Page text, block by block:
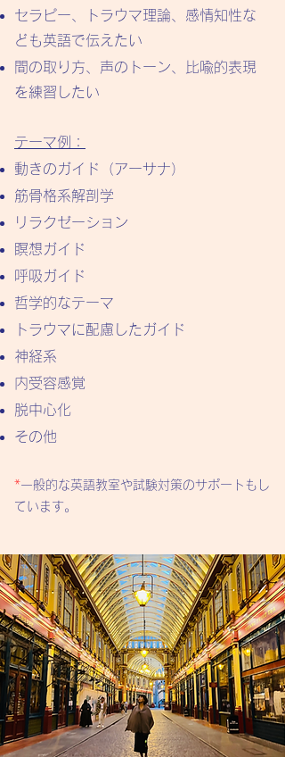
セラピー、トラウマ理論、感情知性な
ども英語で伝えたい
間の取り方、声のトーン、比喩的表現
を練習したい
テーマ例：
動きのガイド（アーサナ）
筋骨格系解剖学
リラクゼーション
瞑想ガイド
呼吸ガイド
哲学的なテーマ
トラウマに配慮したガイド
神経系
内受容感覚
脱中心化
​その他
*一般的な英語教室や試験対策のサポートもし
ています。